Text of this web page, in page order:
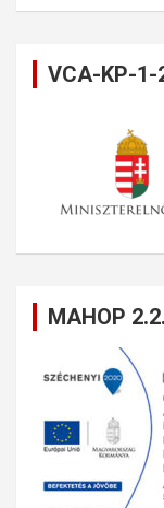
VCA-KP-1-
MAHOP